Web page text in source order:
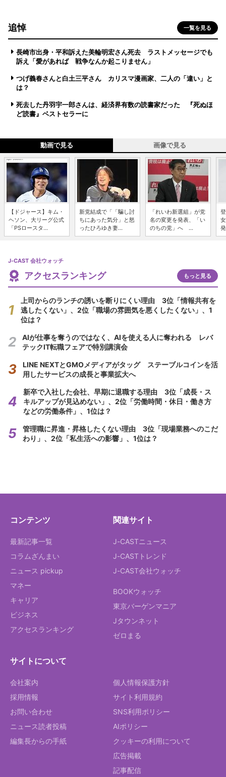
追悼 一覧を見る
長崎市出身・平和訴えた美輪明宏さん死去 ラストメッセージでも
訴え「愛があれば 戦争なんか起こりません」
つげ義春さんと白土三平さん カリスマ漫画家、二人の「違い」と
は？
死去した丹羽宇一郎さんは、経済界有数の読書家だった 『死ぬほ
ど読書』ベストセラーに
動画で見る 画像で見る
【ドジャース】キム・
ヘソン、大リーグ公式
「PSロースタ...
新党結成で「「騙し討
ちにあった気分」と怒
ったひろゆき妻...
「れいわ新選組」が党
名の変更を発表、「い
のちの党」へ ...
J-CAST 会社ウォッチ
アクセスランキング もっと見る
上司からのランチの誘いを断りにくい理由 3位「情報共有を
逃したくない」、2位「職場の雰囲気を悪くしたくない」、1
位は？
AIが仕事を奪うのではなく、AIを使える人に奪われる レバ
テックIT転職フェアで特別講演会
LINE NEXTとGMOメディアがタッグ ステーブルコインを活
用したサービスの成長と事業拡大へ
新卒で入社した会社、早期に退職する理由 3位「成長・ス
キルアップが見込めない」、2位「労働時間・休日・働き方
などの労働条件」、1位は？
管理職に昇進・昇格したくない理由 3位「現場業務へのこだ
わり」、2位「私生活への影響」、1位は？
コンテンツ
最新記事一覧
コラムざんまい
ニュース pickup
マネー
キャリア
ビジネス
アクセスランキング
関連サイト
J-CASTニュース
J-CASTトレンド
J-CAST会社ウォッチ
BOOKウォッチ
東京バーゲンマニア
Jタウンネット
ゼロまる
サイトについて
会社案内
採用情報
お問い合わせ
ニュース読者投稿
編集長からの手紙
個人情報保護方針
サイト利用規約
SNS利用ポリシー
AIポリシー
クッキーの利用について
広告掲載
記事配信